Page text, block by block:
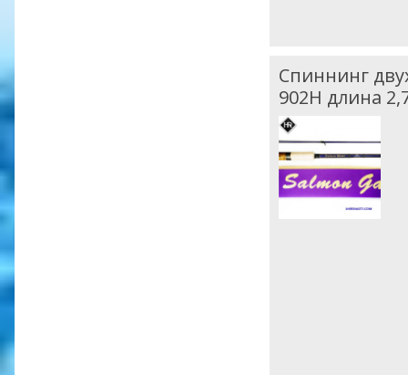
Спиннинг
902H длина